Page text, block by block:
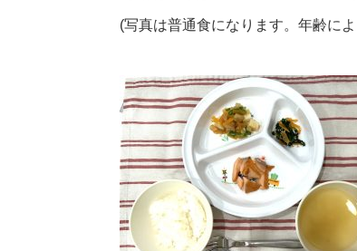
(写真は普通食になります。年齢に